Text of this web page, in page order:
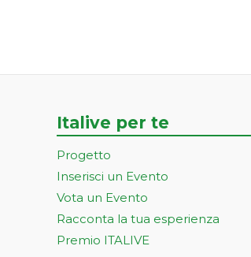
Italive per te
Progetto
Inserisci un Evento
Vota un Evento
Racconta la tua esperienza
Premio ITALIVE